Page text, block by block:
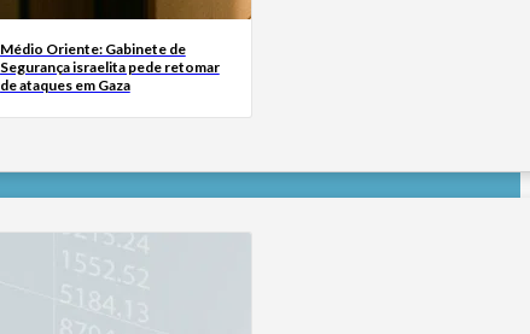
Médio Oriente: Gabinete de
Segurança israelita pede retomar
de ataques em Gaza